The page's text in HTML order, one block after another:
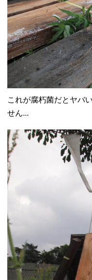
これが腐朽菌だとヤバ
せん...